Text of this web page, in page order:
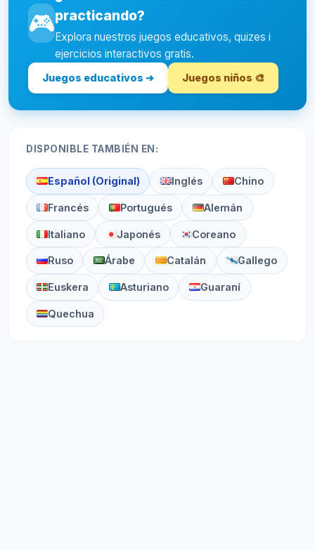
🎮practicando?
Explora nuestros juegos educativos, quizes i
ejercicios interactivos gratis.
Juegos educativos ➔ Juegos niños 🎨
DISPONIBLE TAMBIÉN EN:
Español (Original) Inglés Chino
Francés Portugués Alemán
Italiano Japonés Coreano
Ruso Árabe Catalán Gallego
Euskera Asturiano Guaraní
Quechua